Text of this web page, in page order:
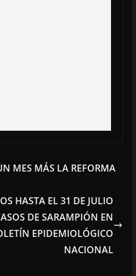
MES MÁS LA REFORMA
HASTA EL 31 DE JULIO
DE SARAMPIÓN EN
EPIDEMIOLÓGICO
NACIONAL